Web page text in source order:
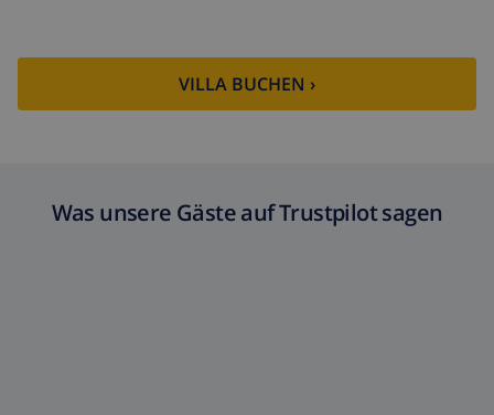
VILLA BUCHEN ›
Was unsere Gäste auf Trustpilot sagen